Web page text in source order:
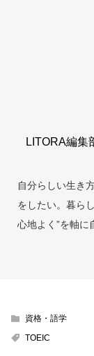
LITORA編集
自分らしい生き
をしたい。暮ら
心地よく”を軸に
資格・語学
TOEIC